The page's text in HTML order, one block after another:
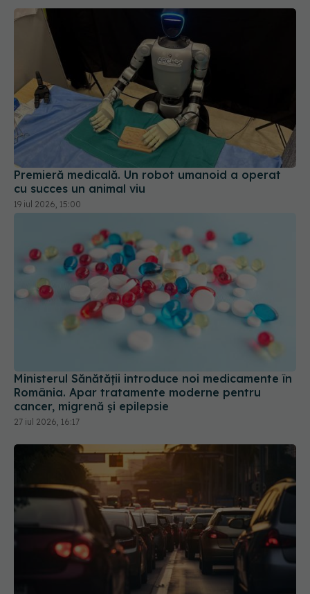
Premieră medicală. Un robot umanoid a operat
cu succes un animal viu
19 iul 2026, 15:00
Ministerul Sănătății introduce noi medicamente în
România. Apar tratamente moderne pentru
cancer, migrenă și epilepsie
27 iul 2026, 16:17